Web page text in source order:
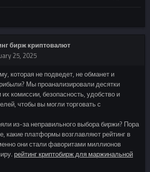
бирж криптовалют
25, 2025
которая не подведет, не обманет и
Мы проанализировали десятки
комиссии, безопасность, удобство и
чтобы вы могли торговать с
из-за неправильного выбора биржи? Пора
какие платформы возглавляют рейтинг в
они стали фаворитами миллионов
рейтинг криптобирж для маржинальной